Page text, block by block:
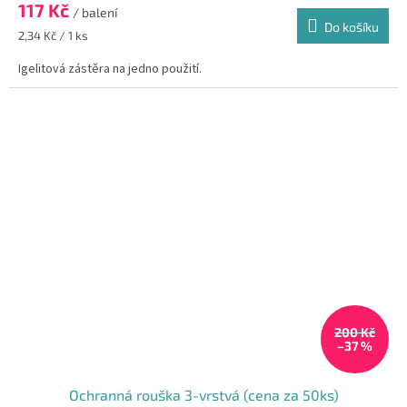
je
5,0
5
117 Kč / balení
Měrná
2,34 Kč / 1 ks
Do košíku
Igelitová zástěra na jedno použití.
200 Kč
–37 %
Ochranná rouška 3-vrstvá (cena za 50ks)